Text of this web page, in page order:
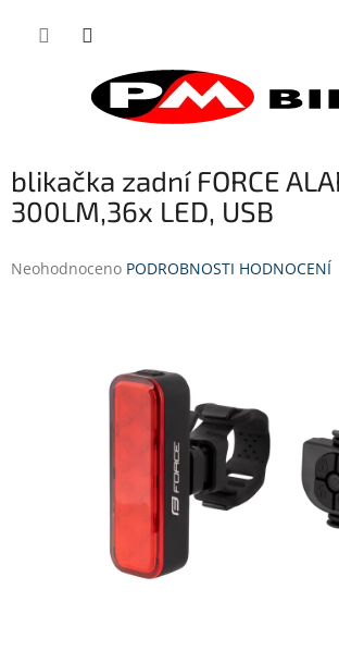
blikačka zadní FORCE
300LM,36x LED, USB
Průměrné
Neohodnoceno PODROBNOSTI HODNOCENÍ